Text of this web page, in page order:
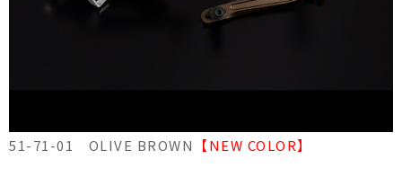
51-71-01 OLIVE BROWN 【NEW COLOR】